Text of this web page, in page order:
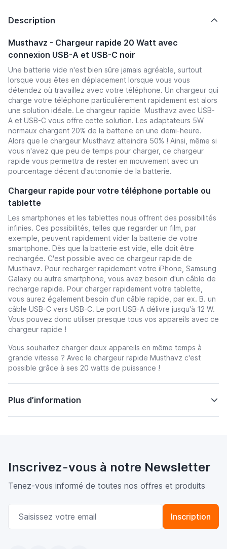
Description
Musthavz - Chargeur rapide 20 Watt avec
connexion USB-A et USB-C noir
Une batterie vide n'est bien sûre jamais agréable, surtout
lorsque vous êtes en déplacement lorsque vous vous
détendez où travaillez avec votre téléphone. Un chargeur qui
charge votre téléphone particulièrement rapidement est alors
une solution idéale. Le chargeur rapide Musthavz avec USB-
A et USB-C vous offre cette solution. Les adaptateurs 5W
normaux chargent 20% de la batterie en une demi-heure.
Alors que le chargeur Musthavz atteindra 50% ! Ainsi, même si
vous n'avez que peu de temps pour charger, ce chargeur
rapide vous permettra de rester en mouvement avec un
pourcentage décent d'autonomie de la batterie.
Chargeur rapide pour votre téléphone portable ou
tablette
Les smartphones et les tablettes nous offrent des possibilités
infinies. Ces possibilités, telles que regarder un film, par
exemple, peuvent rapidement vider la batterie de votre
smartphone. Dès que la batterie est vide, elle doit être
rechargée. C'est possible avec ce chargeur rapide de
Musthavz. Pour recharger rapidement votre iPhone, Samsung
Galaxy ou autre smartphone, vous avez besoin d'un câble de
recharge rapide. Pour charger rapidement votre tablette,
vous aurez également besoin d'un câble rapide, par ex. B. un
câble USB-C vers USB-C. Le port USB-A délivre jusqu'à 12 W.
Vous pouvez donc utiliser presque tous vos appareils avec ce
chargeur rapide !
Vous souhaitez charger deux appareils en même temps à
grande vitesse ? Avec le chargeur rapide Musthavz c'est
possible grâce à ses 20 watts de puissance !
Plus d’information
Inscrivez-vous à notre Newsletter
Tenez-vous informé de toutes nos offres et produits
Adresse email
Inscription